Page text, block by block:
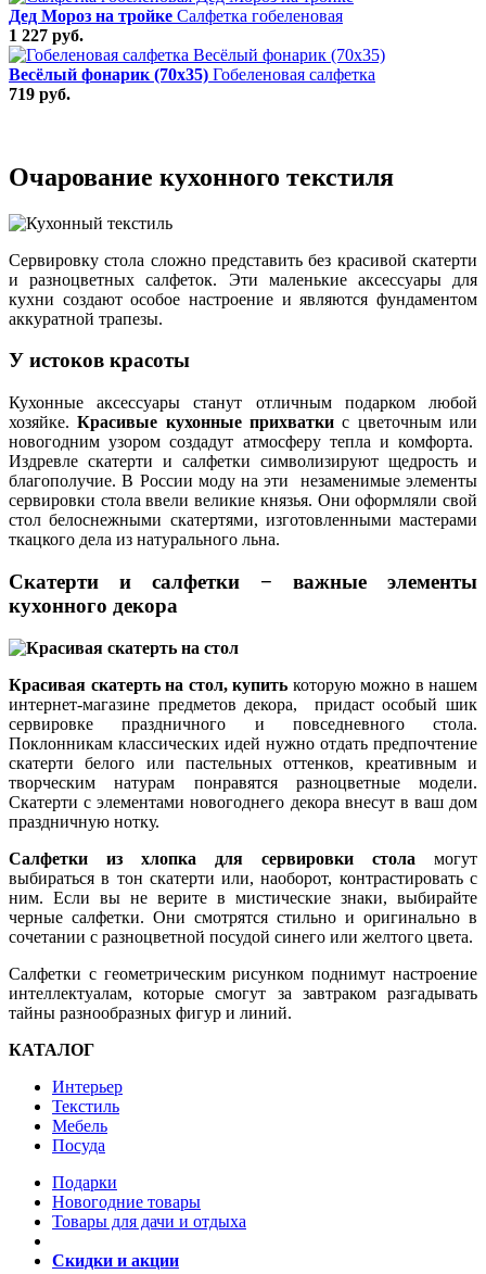
Дед Мороз на тройке Салфетка гобеленовая
1 227 руб.
Весёлый фонарик (70х35) Гобеленовая салфетка
719 руб.
Очарование кухонного текстиля
Сервировку стола сложно представить без красивой скатерти
и разноцветных салфеток. Эти маленькие аксессуары для
кухни создают особое настроение и являются фундаментом
аккуратной трапезы.
У истоков красоты
Кухонные аксессуары станут отличным подарком любой
хозяйке.Красивые кухонные прихваткис цветочным или
новогодним узором создадут атмосферу тепла и комфорта.
Издревле скатерти и салфетки символизируют щедрость и
благополучие. В России моду на эти незаменимые элементы
сервировки стола ввели великие князья. Они оформляли свой
стол белоснежными скатертями, изготовленными мастерами
ткацкого дела из натурального льна.
Скатерти и салфетки − важные элементы
кухонного декора
Красивая скатерть на стол, купить которую можно в нашем
интернет-магазине предметов декора, придаст особый шик
сервировке праздничного и повседневного стола.
Поклонникам классических идей нужно отдать предпочтение
скатерти белого или пастельных оттенков, креативным и
творческим натурам понравятся разноцветные модели.
Скатерти с элементами новогоднего декора внесут в ваш дом
праздничную нотку.
Салфетки из хлопка для сервировки стола могут
выбираться в тон скатерти или, наоборот, контрастировать с
ним. Если вы не верите в мистические знаки, выбирайте
черные салфетки. Они смотрятся стильно и оригинально в
сочетании с разноцветной посудой синего или желтого цвета.
Салфетки с геометрическим рисунком поднимут настроение
интеллектуалам, которые смогут за завтраком разгадывать
тайны разнообразных фигур и линий.
КАТАЛОГ
Интерьер
Текстиль
Мебель
Посуда
Подарки
Новогодние товары
Товары для дачи и отдыха
Скидки и акции